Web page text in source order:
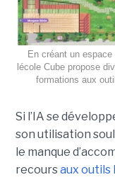
En créant un espace
lécole Cube propose
formations aux
Si l’IA se
son utilisation
le manque
recoursaux outils